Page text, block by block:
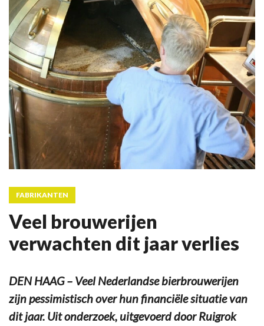
FABRIKANTEN
Veel brouwerijen
verwachten dit jaar verlies
DEN HAAG – Veel Nederlandse bierbrouwerijen
zijn pessimistisch over hun financiële situatie van
dit jaar. Uit onderzoek, uitgevoerd door Ruigrok